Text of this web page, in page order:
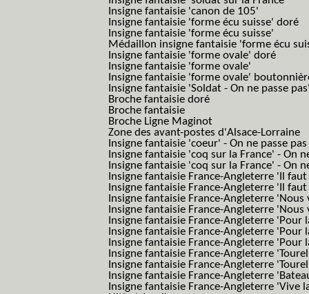
Insigne fantaisie 'canon de 105'
Insigne fantaisie 'forme écu suisse' doré
Insigne fantaisie 'forme écu suisse'
Médaillon insigne fantaisie 'forme écu
Insigne fantaisie 'forme ovale' doré
Insigne fantaisie 'forme ovale'
Insigne fantaisie 'forme ovale'
Insigne fantaisie 'Soldat - On ne passe
Broche fantaisie doré
Broche fantaisie
Broche Ligne Maginot
Zone des avant-postes d'Alsace-Lorraine
Insigne fantaisie 'coeur' - On ne passe pas
Insigne fantaisie 'coq sur la France' - On
Insigne fantaisie 'coq sur la France' - On
Insigne fantaisie France-Angleterre 'Il
Insigne fantaisie France-Angleterre 'Il
Insigne fantaisie France-Angleterre
Insigne fantaisie France-Angleterre
Insigne fantaisie France-Angleterre 'Pour
Insigne fantaisie France-Angleterre 'Pour
Insigne fantaisie France-Angleterre 'Pour
Insigne fantaisie France-Angleterre
Insigne fantaisie France-Angleterre
Insigne fantaisie France-Angleterre
Insigne fantaisie France-Angleterre